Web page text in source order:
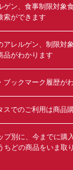
ゲン、食事制限対象
索ができます
アレルゲン、制限対
品がわかります
ブックマーク履歴が
スでのご利用は商品
プ別に、今までに購
ちどの商品をいま取